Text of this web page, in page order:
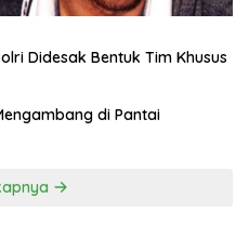
Didesak Bentuk Tim Khusus
di Pantai